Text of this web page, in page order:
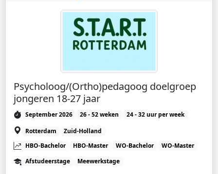
Psycholoog/(Ortho)pedagoog doelgroep
jongeren 18-27 jaar
September 2026 26 - 52 weken
24 - 32 uur per week
Rotterdam
Zuid-Holland
HBO-Bachelor
HBO-Master WO-Bachelor
WO-Master
Afstudeerstage
Meewerkstage